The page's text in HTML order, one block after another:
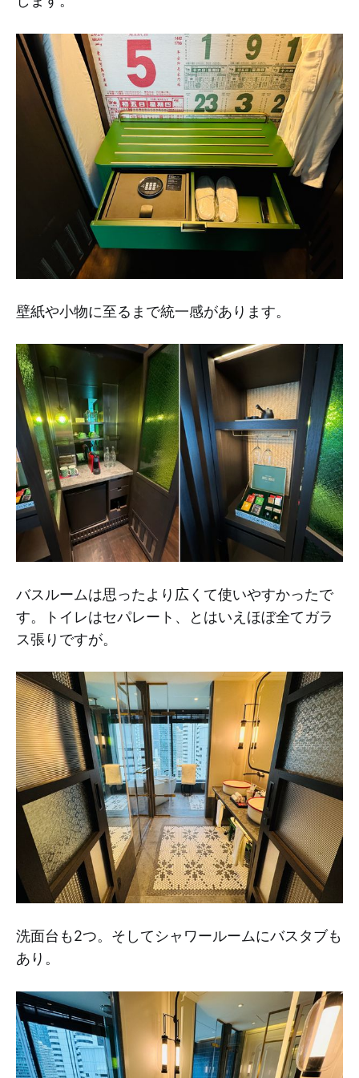
壁紙や小物に至るまで統一感があります。
バスルームは思ったより広くて使いやすかったで
す。トイレはセパレート、とはいえほぼ全てガラ
ス張りですが。
洗面台も2つ。そしてシャワールームにバスタブも
あり。